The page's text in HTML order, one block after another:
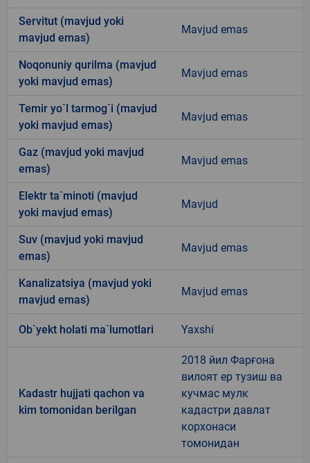
Servitut (mavjud yoki
mavjud emas)
Mavjud emas
Noqonuniy qurilma (mavjud
yoki mavjud emas)
Mavjud emas
Temir yo`l tarmog`i (mavjud
yoki mavjud emas)
Mavjud emas
Gaz (mavjud yoki mavjud
emas)
Mavjud emas
Elektr ta`minoti (mavjud
yoki mavjud emas)
Mavjud
Suv (mavjud yoki mavjud
emas)
Mavjud emas
Kanalizatsiya (mavjud yoki
mavjud emas)
Mavjud emas
Ob`yekt holati ma`lumotlari Yaxshi
Kadastr hujjati qachon va
kim tomonidan berilgan
2018 йил Фарғона
вилоят ер тузиш ва
кучмас мулк
кадастри давлат
корхонаси
томонидан